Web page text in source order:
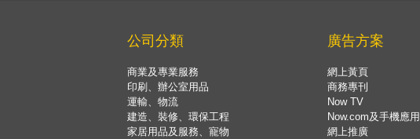
公司分類
商業及專業服務
印刷、辦公室用品
運輸、物流
建造、裝修、環保工程
家居用品及服務、寵物
廣告方案
網上黃頁
商務專刊
Now TV
Now.com及手機應
網上推廣